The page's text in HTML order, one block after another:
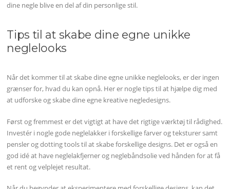
dine negle blive en del af din personlige stil.
Tips til at skabe dine egne unikke
neglelooks
Når det kommer til at skabe dine egne unikke neglelooks, er der ingen
grænser for, hvad du kan opnå. Her er nogle tips til at hjælpe dig med
at udforske og skabe dine egne kreative negledesigns.
Først og fremmest er det vigtigt at have det rigtige værktøj til rådighed.
Investér i nogle gode neglelakker i forskellige farver og teksturer samt
pensler og dotting tools til at skabe forskellige designs. Det er også en
god idé at have neglelakfjerner og neglebåndsolie ved hånden for at få
et rent og velplejet resultat.